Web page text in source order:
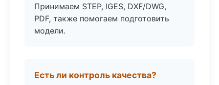
Принимаем STEP, IGES, DXF/DWG,
PDF, также помогаем подготовить
модели.
Есть ли контроль качества?